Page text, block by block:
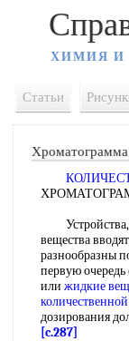
ХИМИЯ И
Статьи
Хроматограмма
Устройства,
вещества
разнообразны
первую очередь
или жидкие
дозирования
[c.287]